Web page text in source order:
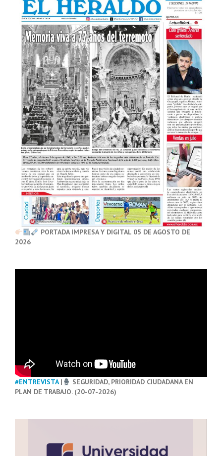
PORTADA IMPRESA Y DIGITAL 05 DE AGOSTO DE
2026
#ENTREVISTA|
SEGURIDAD, PRIORIDAD CIUDADANA EN
PLAN DE TRABAJO. (20-07-2026)